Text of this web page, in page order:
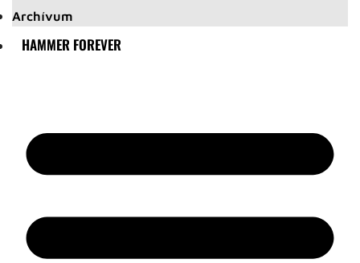
Archívum
HAMMER FOREVER